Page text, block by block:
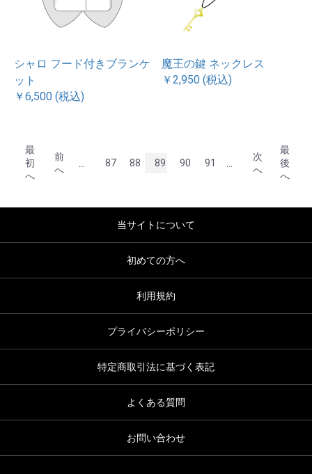
シャロ フード付きブランケ
ット
￥6,500 (税込)
魔王の鍵 ネックレス
￥2,950 (税込)
最
初
へ
前
へ
... 87 88 89 90 91 ...
次
へ
最
後
へ
当サイトについて
初めての方へ
利用規約
プライバシーポリシー
特定商取引法に基づく表記
よくある質問
お問い合わせ